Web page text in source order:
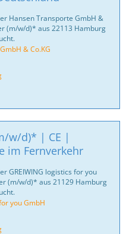
Hansen Transporte GmbH &
(m/w/d)* aus 22113 Hamburg
& Co.KG
w/d)* | CE |
im Fernverkehr
GREIWING logistics for you
(m/w/d)* aus 21129 Hamburg
you GmbH